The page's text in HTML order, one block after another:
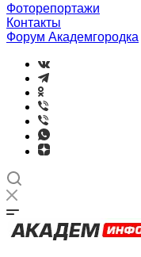
Фоторепортажи
Контакты
Форум Академгородка